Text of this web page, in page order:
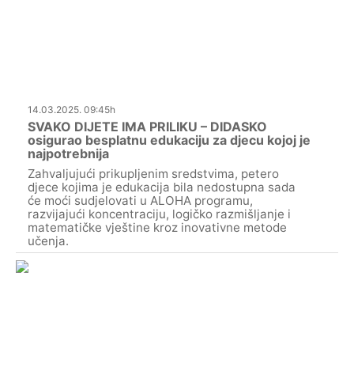
14.03.2025. 09:45h
SVAKO DIJETE IMA PRILIKU – DIDASKO
osigurao besplatnu edukaciju za djecu kojoj je
najpotrebnija
Zahvaljujući prikupljenim sredstvima, petero
djece kojima je edukacija bila nedostupna sada
će moći sudjelovati u ALOHA programu,
razvijajući koncentraciju, logičko razmišljanje i
matematičke vještine kroz inovativne metode
učenja.